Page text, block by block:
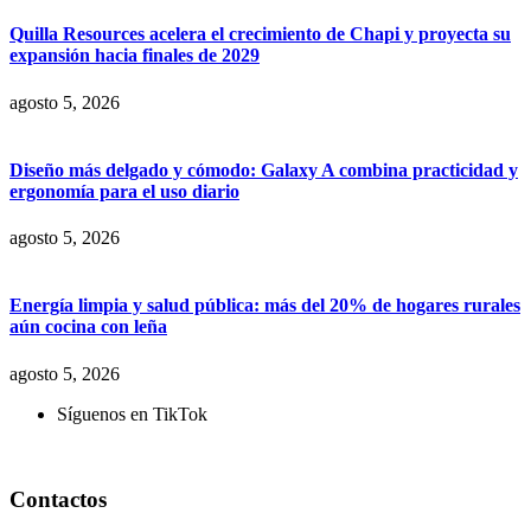
Quilla Resources acelera el crecimiento de Chapi y proyecta su
expansión hacia finales de 2029
agosto 5, 2026
Diseño más delgado y cómodo: Galaxy A combina practicidad y
ergonomía para el uso diario
agosto 5, 2026
Energía limpia y salud pública: más del 20% de hogares rurales
aún cocina con leña
agosto 5, 2026
Síguenos en TikTok
Contactos